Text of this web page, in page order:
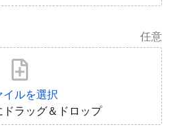
任意
イルを選択
ドラッグ＆ドロップ